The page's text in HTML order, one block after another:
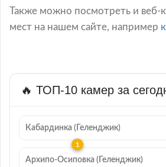
Также можно посмотреть и веб-
мест на нашем сайте, например
🔥 ТОП-10 камер за
Кабардинка (Геленджик)
Архипо-Осиповка (Геленджик)